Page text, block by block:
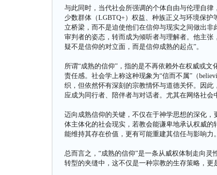
与此同时，当代社会所强调的个体自由与伦理自
少数群体（LGBTQ+）权益、种族正义与环境保
立桥梁，而不是迫使他们在信仰与现实之间做出
审判者的姿态，转而成为倾听者与理解者。他主
疑不是信仰的对立面，而是信仰成熟的起点”。
所谓“成熟的信仰”，指的是不再依赖外在权威或
责任感。社会学上称这种现象为“信而不属”（
织，但依然怀有深刻的宗教情怀与道德关怀。因
应成为同行者、陪伴者与对话者。尤其在网络社
迈向成熟信仰的关键，不仅在于神学思想的深化
体主体化的社会现实，若教会能谦卑地承认权威
能维持其存在价值，更有可能重建其信任与影响力
总而言之，“成熟的信仰”是一条从威权体制走向
转型的夹缝中，这不仅是一种宗教的生存策略，更